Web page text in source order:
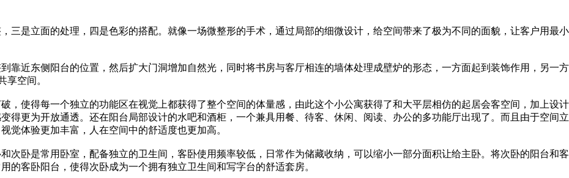
三是立面的处理，四是色彩的搭配。就像一场微整形的手术，通过局部的细微设计，给空间带来了极为不同的面貌，让客户用最小
靠近东侧阳台的位置，然后扩大门洞增加自然光，同时将书房与客厅相连的墙体处理成壁炉的形态，一方面起到装饰作用，另一方
享空间。
，使得每一个独立的功能区在视觉上都获得了整个空间的体量感，由此这个小公寓获得了和大平层相仿的起居会客空间，加上设计
得更为开放通透。还在阳台局部设计的水吧和酒柜，一个兼具用餐、待客、休闲、阅读、办公的多功能厅出现了。而且由于空间立
觉体验更加丰富，人在空间中的舒适度也更加高。
次卧是常用卧室，配备独立的卫生间，客卧使用频率较低，日常作为储藏收纳，可以缩小一部分面积让给主卧。将次卧的阳台和客
的客卧阳台，使得次卧成为一个拥有独立卫生间和写字台的舒适套房。